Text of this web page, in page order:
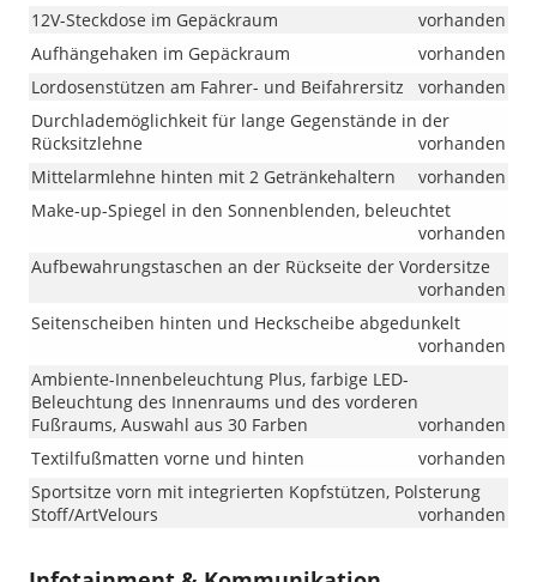
12V-Steckdose im Gepäckraum
vorhanden
Aufhängehaken im Gepäckraum
vorhanden
Lordosenstützen am Fahrer- und Beifahrersitz
vorhanden
Durchlademöglichkeit für lange Gegenstände in der
Rücksitzlehne
vorhanden
Mittelarmlehne hinten mit 2 Getränkehaltern
vorhanden
Make-up-Spiegel in den Sonnenblenden, beleuchtet
vorhanden
Aufbewahrungstaschen an der Rückseite der Vordersitze
vorhanden
Seitenscheiben hinten und Heckscheibe abgedunkelt
vorhanden
Ambiente-Innenbeleuchtung Plus, farbige LED-
Beleuchtung des Innenraums und des vorderen
Fußraums, Auswahl aus 30 Farben
vorhanden
Textilfußmatten vorne und hinten
vorhanden
Sportsitze vorn mit integrierten Kopfstützen, Polsterung
Stoff/ArtVelours
vorhanden